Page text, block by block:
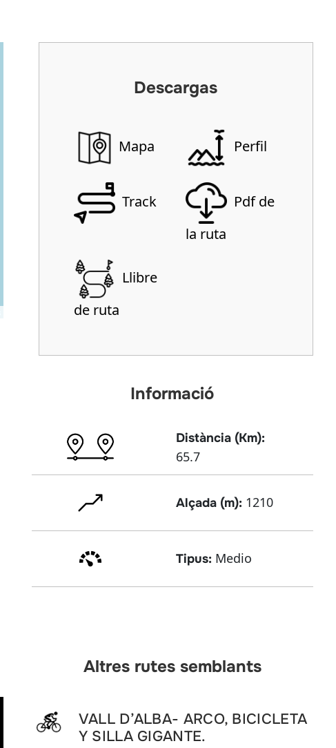
Descargas
Mapa Perfil
Track
Pdf de
la ruta
Llibre
de ruta
Informació
Distància (Km):
65.7
Alçada (m): 1210
Tipus: Medio
Altres rutes semblants
VALL D’ALBA- ARCO, BICICLETA
Y SILLA GIGANTE.